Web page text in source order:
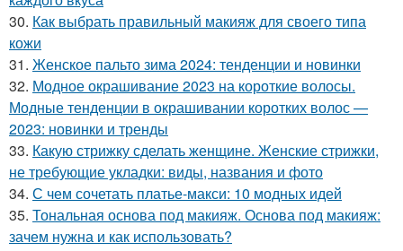
30. Как выбрать правильный макияж для своего типа
кожи
31. Женское пальто зима 2024: тенденции и новинки
32. Модное окрашивание 2023 на короткие волосы.
Модные тенденции в окрашивании коротких волос —
2023: новинки и тренды
33. Какую стрижку сделать женщине. Женские стрижки,
не требующие укладки: виды, названия и фото
34. С чем сочетать платье-макси: 10 модных идей
35. Тональная основа под макияж. Основа под макияж:
зачем нужна и как использовать?